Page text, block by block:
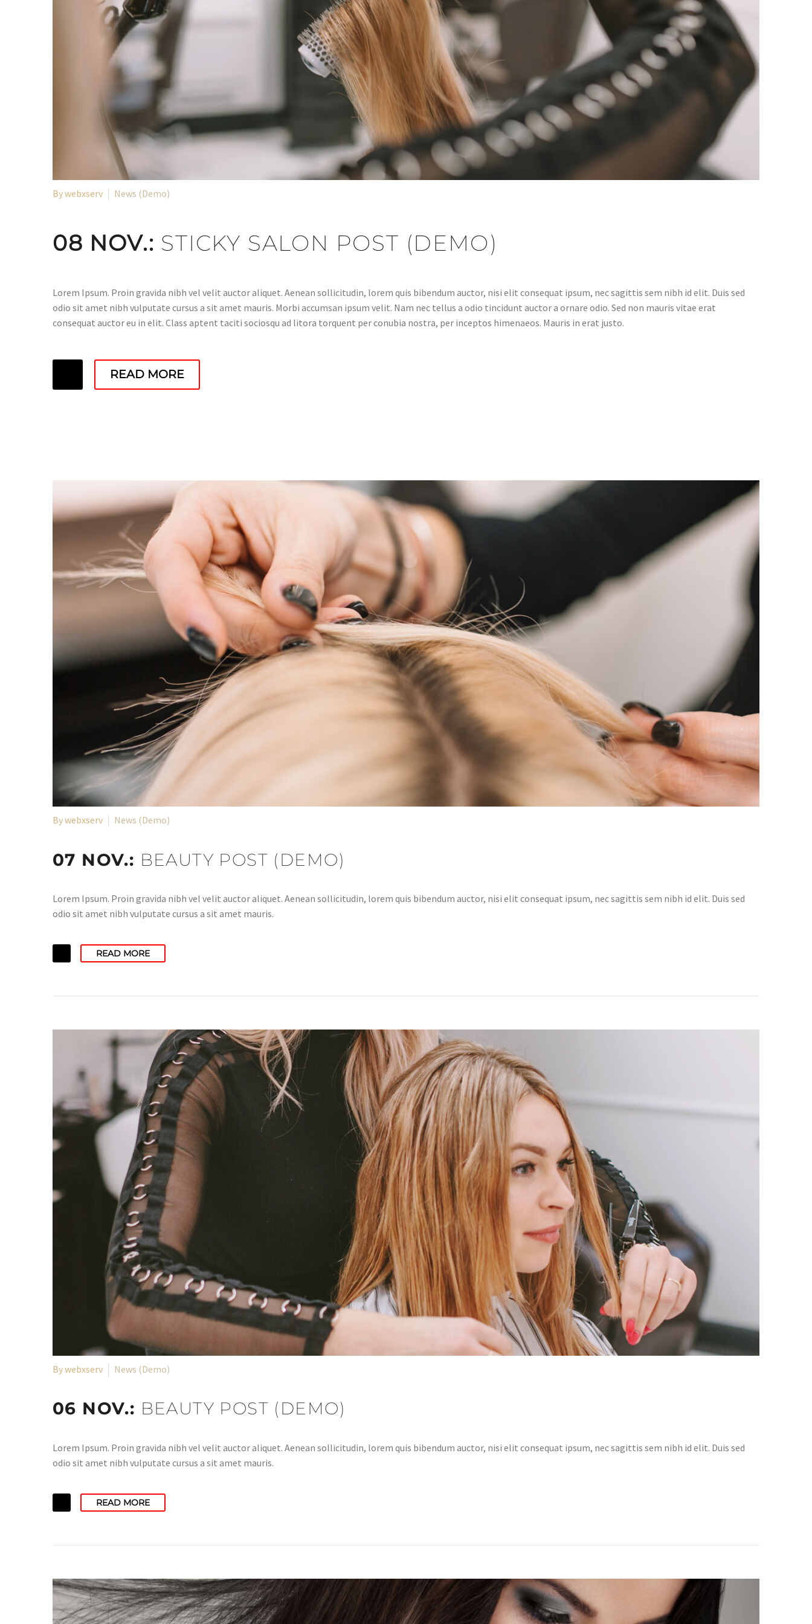
By webxserv News (Demo)
08 NOV.: STICKY SALON POST (DEMO)
Lorem Ipsum. Proin gravida nibh vel velit auctor aliquet. Aenean sollicitudin, lorem quis bibendum auctor, nisi elit consequat ipsum, nec sagittis sem nibh id elit. Duis sed
odio sit amet nibh vulputate cursus a sit amet mauris. Morbi accumsan ipsum velit. Nam nec tellus a odio tincidunt auctor a ornare odio. Sed non mauris vitae erat
consequat auctor eu in elit. Class aptent taciti sociosqu ad litora torquent per conubia nostra, per inceptos himenaeos. Mauris in erat justo.
READ MORE
By webxserv News (Demo)
07 NOV.: BEAUTY POST (DEMO)
Lorem Ipsum. Proin gravida nibh vel velit auctor aliquet. Aenean sollicitudin, lorem quis bibendum auctor, nisi elit consequat ipsum, nec sagittis sem nibh id elit. Duis sed
odio sit amet nibh vulputate cursus a sit amet mauris.
READ MORE
By webxserv News (Demo)
06 NOV.: BEAUTY POST (DEMO)
Lorem Ipsum. Proin gravida nibh vel velit auctor aliquet. Aenean sollicitudin, lorem quis bibendum auctor, nisi elit consequat ipsum, nec sagittis sem nibh id elit. Duis sed
odio sit amet nibh vulputate cursus a sit amet mauris.
READ MORE